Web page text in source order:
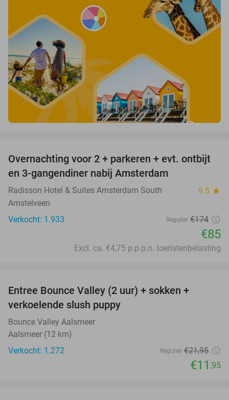
51%
Overnachting voor 2 + parkeren + evt. ontbijt
en 3-gangendiner nabij Amsterdam
Radisson Hotel & Suites Amsterdam South 9.5 star
Amstelveen
Verkocht: 1.933
Regulier €174
€85
Excl. ca. €4,75 p.p.p.n. toeristenbelasting
Entree Bounce Valley (2 uur) + sokken +
verkoelende slush puppy
Bounce Valley Aalsmeer
Aalsmeer (12 km)
Verkocht: 1.272
Regulier €21,95
€11 ,95